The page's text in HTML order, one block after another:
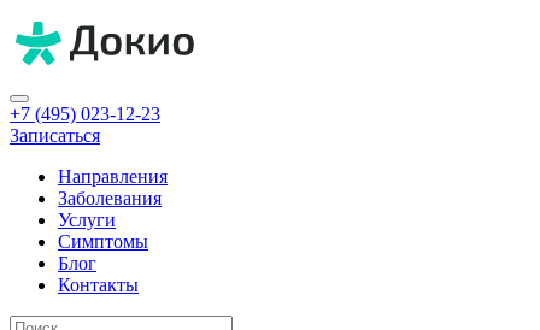
+7 (495) 023-12-23
Записаться
Направления
Заболевания
Услуги
Симптомы
Блог
Контакты